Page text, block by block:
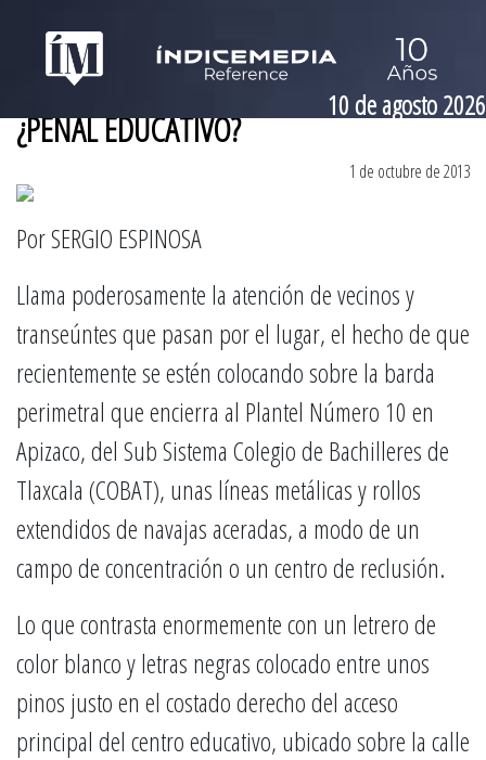
10 de agosto 2026
¿PENAL EDUCATIVO?
1 de octubre de 2013
Por SERGIO ESPINOSA
Llama poderosamente la atención de vecinos y
transeúntes que pasan por el lugar, el hecho de que
recientemente se estén colocando sobre la barda
perimetral que encierra al Plantel Número 10 en
Apizaco, del Sub Sistema Colegio de Bachilleres de
Tlaxcala (COBAT), unas líneas metálicas y rollos
extendidos de navajas aceradas, a modo de un
campo de concentración o un centro de reclusión.
Lo que contrasta enormemente con un letrero de
color blanco y letras negras colocado entre unos
pinos justo en el costado derecho del acceso
principal del centro educativo, ubicado sobre la calle